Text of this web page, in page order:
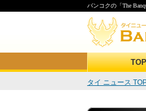
バンコクの「The
TOP
タイ ニュース